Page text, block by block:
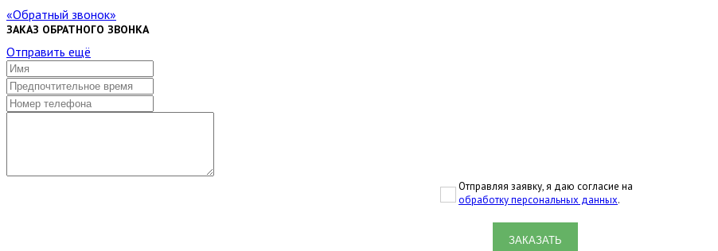
Обратный звонок
ЗАКАЗ ОБРАТНОГО ЗВОНКА
Отправить ещё
Отправляя заявку, я даю согласие на
обработку персональных данных.
ЗАКАЗАТЬ